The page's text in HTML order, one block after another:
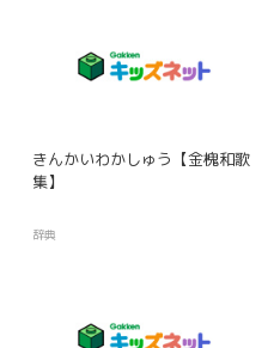
きんかいわかしゅう【金槐和歌
集】
辞典